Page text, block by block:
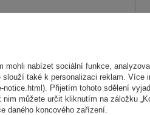
mohli nabízet sociální funkce,
také k personalizaci reklam. Více
Přijetím tohoto sdělení
můžete určit kliknutím na záložku
daného koncového zařízení.